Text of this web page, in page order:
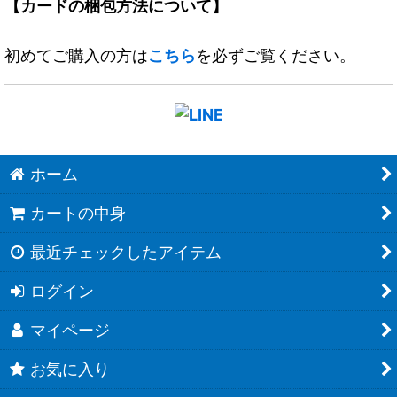
【カードの梱包方法について】
初めてご購入の方はこちらを必ずご覧ください。
ホーム
カートの中身
最近チェックしたアイテム
ログイン
マイページ
お気に入り